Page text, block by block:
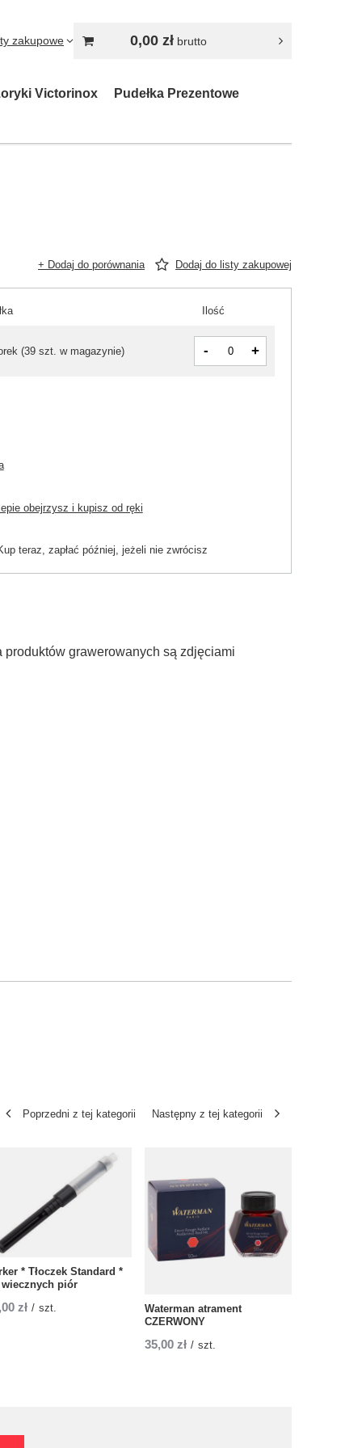
zakupowe 0,00 złbrutto
Victorinox Pudełka Prezentowe
+ Dodaj do porównania Dodaj do listy zakupowej
Ilość
(39 szt. w magazynie) - +
obejrzysz i kupisz od ręki
teraz, zapłać później, jeżeli nie zwrócisz
grawerowanych są zdjęciami
Poprzedni z tej kategorii Następny z tej kategorii
* Tłoczek Standard *
piór
zł / szt.
Waterman atrament
CZERWONY
35,00 zł / szt.